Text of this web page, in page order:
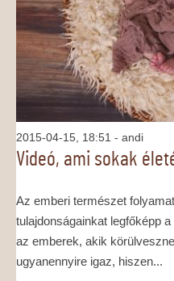
KAPCSOLAT
2015-04-15, 18:51 - andi
Videó, ami sokak
Az emberi természet
tulajdonságainkat legfőképp
az emberek, akik
ugyanennyire igaz, hiszen...